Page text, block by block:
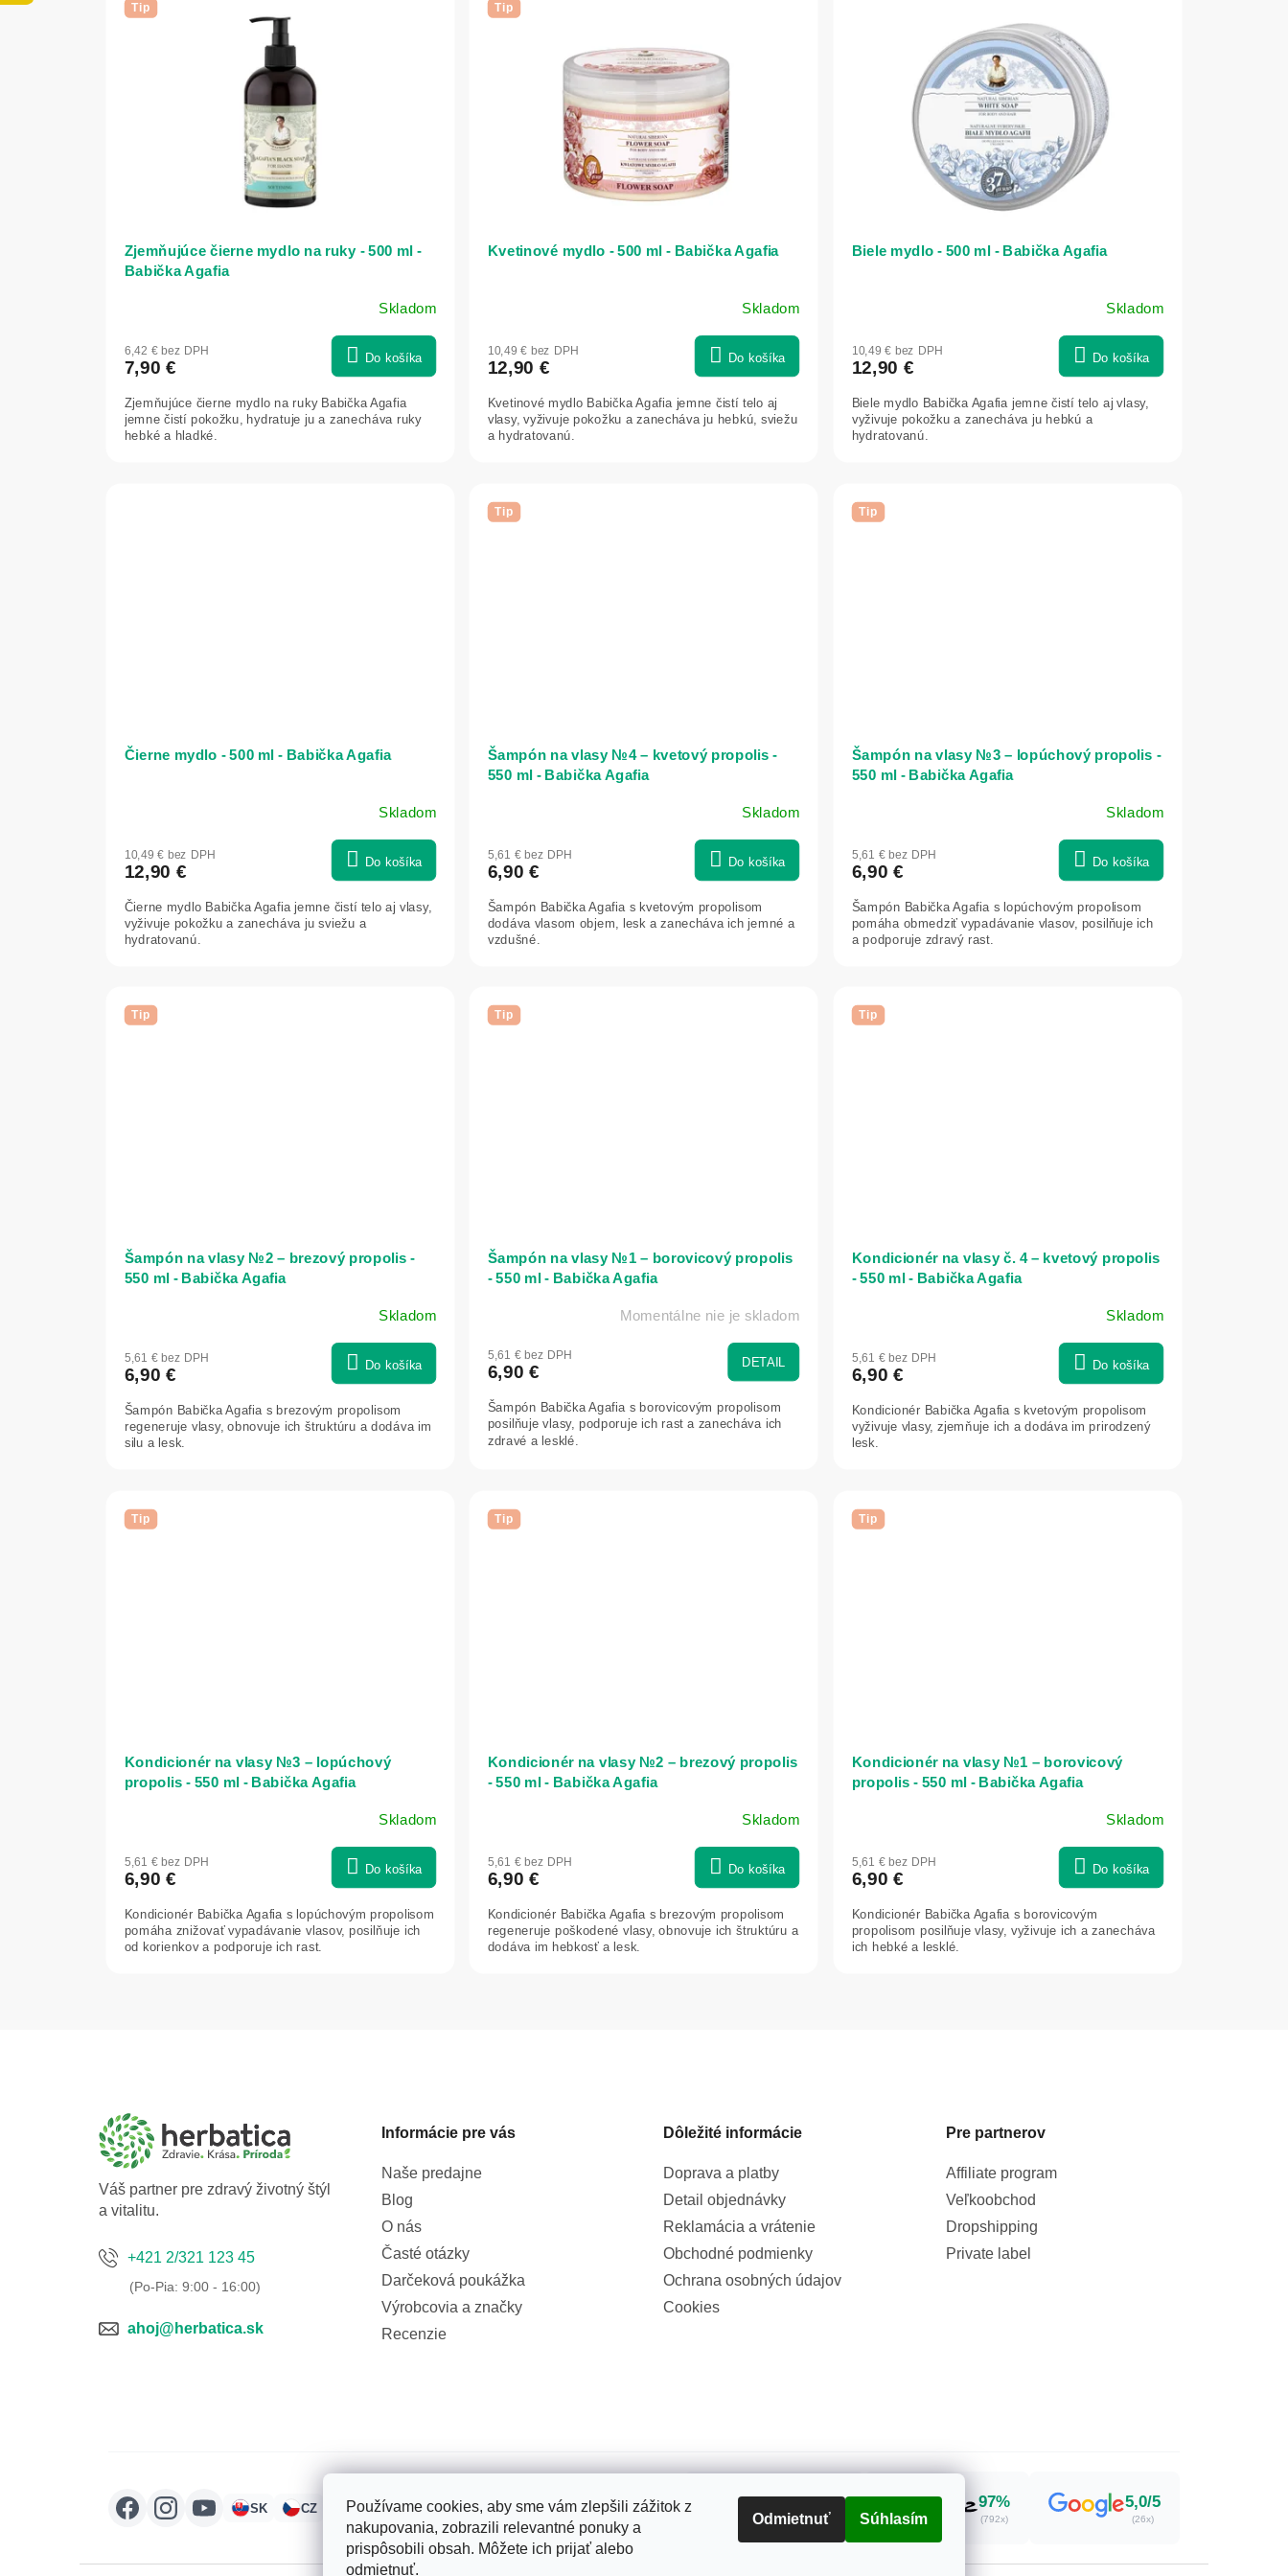
Používame cookies, aby sme vám zlepšili zážitok z
nakupovania, zobrazili relevantné ponuky a
prispôsobili obsah. Môžete ich prijať alebo
odmietnuť.
Odmietnuť Súhlasím
Tip
Zjemňujúce čierne mydlo na ruky - 500 ml -
Babička Agafia
Skladom
6,42 € bez DPH
7,90 € Do košíka
Zjemňujúce čierne mydlo na ruky Babička Agafia
jemne čistí pokožku, hydratuje ju a zanecháva ruky
hebké a hladké.
Tip
Kvetinové mydlo - 500 ml - Babička Agafia
Skladom
10,49 € bez DPH
12,90 € Do košíka
Kvetinové mydlo Babička Agafia jemne čistí telo aj
vlasy, vyživuje pokožku a zanecháva ju hebkú, sviežu
a hydratovanú.
Biele mydlo - 500 ml - Babička Agafia
Skladom
10,49 € bez DPH
12,90 € Do košíka
Biele mydlo Babička Agafia jemne čistí telo aj vlasy,
vyživuje pokožku a zanecháva ju hebkú a
hydratovanú.
Čierne mydlo - 500 ml - Babička Agafia
Skladom
10,49 € bez DPH
12,90 € Do košíka
Čierne mydlo Babička Agafia jemne čistí telo aj vlasy,
vyživuje pokožku a zanecháva ju sviežu a
hydratovanú.
Tip
Šampón na vlasy №4 – kvetový propolis -
550 ml - Babička Agafia
produktu
je
5,0
z
5
Skladom
5,61 € bez DPH
6,90 € Do košíka
Šampón Babička Agafia s kvetovým propolisom
dodáva vlasom objem, lesk a zanecháva ich jemné a
vzdušné.
Tip
Šampón na vlasy №3 – lopúchový propolis -
550 ml - Babička Agafia
Skladom
5,61 € bez DPH
6,90 € Do košíka
Šampón Babička Agafia s lopúchovým propolisom
pomáha obmedziť vypadávanie vlasov, posilňuje ich
a podporuje zdravý rast.
Tip
Šampón na vlasy №2 – brezový propolis -
550 ml - Babička Agafia
Skladom
5,61 € bez DPH
6,90 € Do košíka
Šampón Babička Agafia s brezovým propolisom
regeneruje vlasy, obnovuje ich štruktúru a dodáva im
silu a lesk.
Tip
Šampón na vlasy №1 – borovicový propolis
- 550 ml - Babička Agafia
Momentálne nie je skladom
5,61 € bez DPH
6,90 € DETAIL
Šampón Babička Agafia s borovicovým propolisom
posilňuje vlasy, podporuje ich rast a zanecháva ich
zdravé a lesklé.
Tip
Kondicionér na vlasy č. 4 – kvetový propolis
- 550 ml - Babička Agafia
Skladom
5,61 € bez DPH
6,90 € Do košíka
Kondicionér Babička Agafia s kvetovým propolisom
vyživuje vlasy, zjemňuje ich a dodáva im prirodzený
lesk.
Tip
Kondicionér na vlasy №3 – lopúchový
propolis - 550 ml - Babička Agafia
Skladom
5,61 € bez DPH
6,90 € Do košíka
Kondicionér Babička Agafia s lopúchovým propolisom
pomáha znižovať vypadávanie vlasov, posilňuje ich
od korienkov a podporuje ich rast.
Tip
Kondicionér na vlasy №2 – brezový propolis
- 550 ml - Babička Agafia
Skladom
5,61 € bez DPH
6,90 € Do košíka
Kondicionér Babička Agafia s brezovým propolisom
regeneruje poškodené vlasy, obnovuje ich štruktúru a
dodáva im hebkosť a lesk.
Tip
Kondicionér na vlasy №1 – borovicový
propolis - 550 ml - Babička Agafia
Skladom
5,61 € bez DPH
6,90 € Do košíka
Kondicionér Babička Agafia s borovicovým
propolisom posilňuje vlasy, vyživuje ich a zanecháva
ich hebké a lesklé.
Váš partner pre zdravý životný štýl
a vitalitu.
+421 2/321 123 45
ahoj@herbatica.sk
Informácie pre vás
Naše predajne
Blog
O nás
Časté otázky
Darčeková poukážka
Výrobcovia a značky
Recenzie
Dôležité informácie
Doprava a platby
Detail objednávky
Reklamácia a vrátenie
Obchodné podmienky
Ochrana osobných údajov
Cookies
Pre partnerov
Affiliate program
Veľkoobchod
Dropshipping
Private label
SK CZ HU RO 100%
(2326x)
97%
(792x)
5,0/5
(26x)